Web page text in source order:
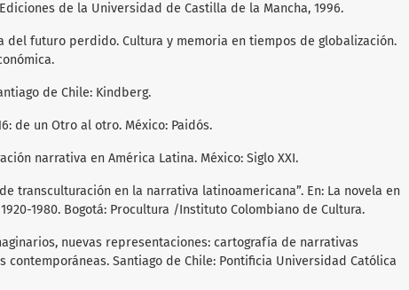
de la Universidad de Castilla de la Mancha, 1996.
del futuro perdido. Cultura y memoria en tiempos de globalización.
de Chile: Kindberg.
de un Otro al otro. México: Paidós.
narrativa en América Latina. México: Siglo XXI.
de transculturación en la narrativa latinoamericana”. En: La novela en
1980. Bogotá: Procultura /Instituto Colombiano de Cultura.
nuevas representaciones: cartografía de narrativas
contemporáneas. Santiago de Chile: Pontificia Universidad Católica